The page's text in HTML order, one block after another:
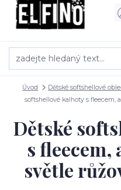
Úvod Dětské softshellové
softshellové kalhoty s fleecem,
Dětské
s fleecem,
světle